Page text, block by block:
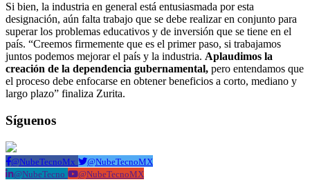
Si bien, la industria en general está entusiasmada por esta
designación, aún falta trabajo que se debe realizar en conjunto para
superar los problemas educativos y de inversión que se tiene en el
país. “Creemos firmemente que es el primer paso, si trabajamos
juntos podemos mejorar el país y la industria. Aplaudimos la
creación de la dependencia gubernamental, pero entendamos que
el proceso debe enfocarse en obtener beneficios a corto, mediano y
largo plazo” finaliza Zurita.
Síguenos
@NubeTecnoMx
@NubeTecnoMX
@NubeTecno
@NubeTecnoMX